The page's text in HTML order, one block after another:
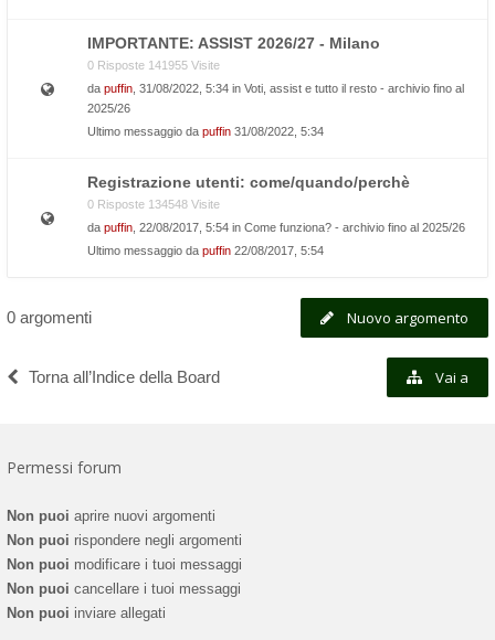
IMPORTANTE: ASSIST 2026/27 - Milano
0 Risposte 141955 Visite
da puffin , 31/08/2022, 5:34 in Voti, assist e tutto il resto - archivio fino al
2025/26
Ultimo messaggio da puffin 31/08/2022, 5:34
Registrazione utenti: come/quando/perchè
0 Risposte 134548 Visite
da puffin , 22/08/2017, 5:54 in Come funziona? - archivio fino al 2025/26
Ultimo messaggio da puffin 22/08/2017, 5:54
Nuovo argomento
0 argomenti
Torna all’Indice della Board Vai a
Permessi forum
Non puoi aprire nuovi argomenti
Non puoi rispondere negli argomenti
Non puoi modificare i tuoi messaggi
Non puoi cancellare i tuoi messaggi
Non puoi inviare allegati